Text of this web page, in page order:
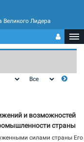
Лидера
и возможностей
страны
силами страны Его